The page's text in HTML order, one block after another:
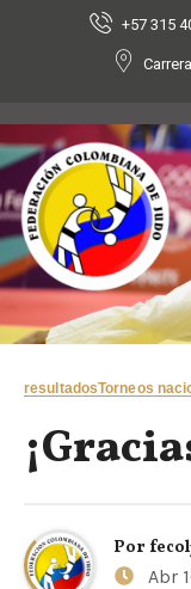
+57 315
resultadosTorneos
Por
Abr